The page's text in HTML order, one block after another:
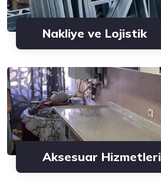
Nakliye ve Lojistik
Aksesuar Hizmetleri